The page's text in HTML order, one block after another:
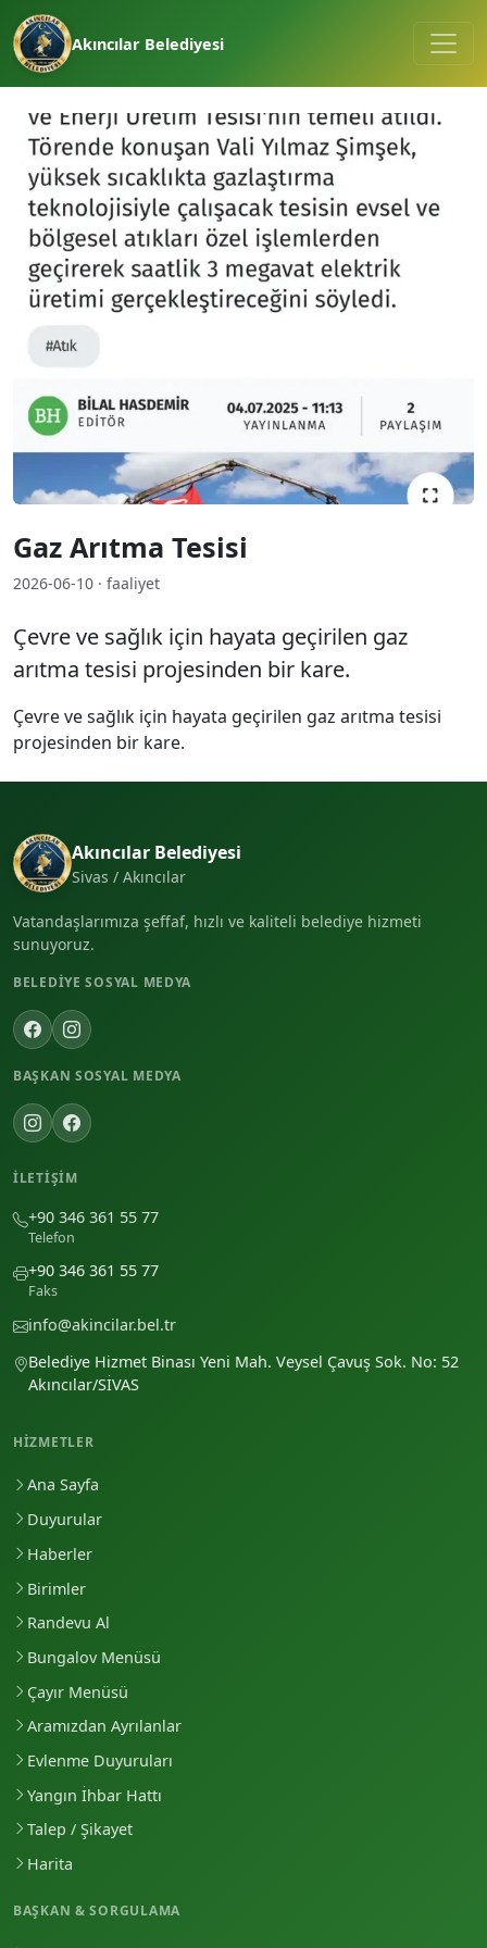
Akıncılar Belediyesi
Gaz Arıtma Tesisi
2026-06-10 · faaliyet
Çevre ve sağlık için hayata geçirilen gaz
arıtma tesisi projesinden bir kare.
Çevre ve sağlık için hayata geçirilen gaz arıtma tesisi
projesinden bir kare.
Akıncılar Belediyesi
Sivas / Akıncılar
Vatandaşlarımıza şeffaf, hızlı ve kaliteli belediye hizmeti
sunuyoruz.
BELEDIYE SOSYAL MEDYA
BAŞKAN SOSYAL MEDYA
İLETIŞIM
+90 346 361 55 77
Telefon
+90 346 361 55 77
Faks
info@akincilar.bel.tr
Belediye Hizmet Binası Yeni Mah. Veysel Çavuş Sok. No: 52
Akıncılar/SİVAS
HIZMETLER
Ana Sayfa
Duyurular
Haberler
Birimler
Randevu Al
Bungalov Menüsü
Çayır Menüsü
Aramızdan Ayrılanlar
Evlenme Duyuruları
Yangın İhbar Hattı
Talep / Şikayet
Harita
BAŞKAN & SORGULAMA